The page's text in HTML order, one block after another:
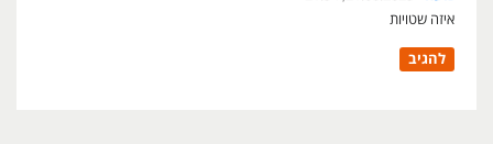
איזה שטויות
להגיב